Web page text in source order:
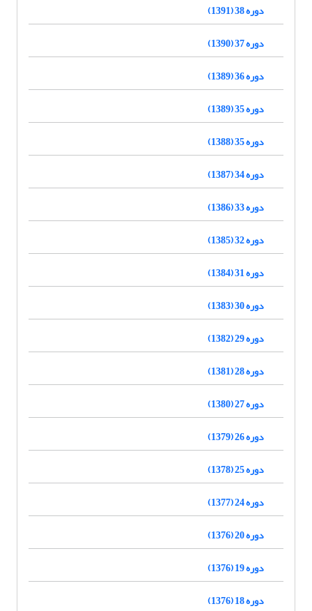
دوره 38 (1391)
دوره 37 (1390)
دوره 36 (1389)
دوره 35 (1389)
دوره 35 (1388)
دوره 34 (1387)
دوره 33 (1386)
دوره 32 (1385)
دوره 31 (1384)
دوره 30 (1383)
دوره 29 (1382)
دوره 28 (1381)
دوره 27 (1380)
دوره 26 (1379)
دوره 25 (1378)
دوره 24 (1377)
دوره 20 (1376)
دوره 19 (1376)
دوره 18 (1376)